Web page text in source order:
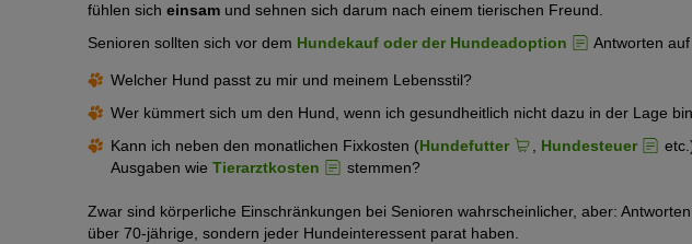
fühlen sich einsam und sehnen sich darum nach einem tierischen Freund.
Senioren sollten sich vor dem Hundekauf oder der Hundeadoption Antworten
Welcher Hund passt zu mir und meinem Lebensstil?
Wer kümmert sich um den Hund, wenn ich gesundheitlich nicht dazu in der Lage
Kann ich neben den monatlichen Fixkosten (Hundefutter Hundesteuer
Ausgaben wie Tierarztkosten stemmen?
Zwar sind körperliche Einschränkungen bei Senioren wahrscheinlicher, aber:
über 70-jährige, sondern jeder Hundeinteressent parat haben.